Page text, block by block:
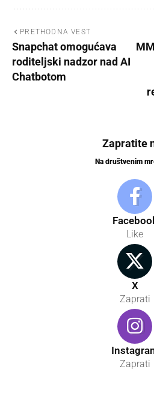
PRETHODNA VEST
Snapchat omogućava
roditeljski nadzor nad AI
Chatbotom
Zapratite
Na društvenim
Like
X
Zaprati
Zaprati